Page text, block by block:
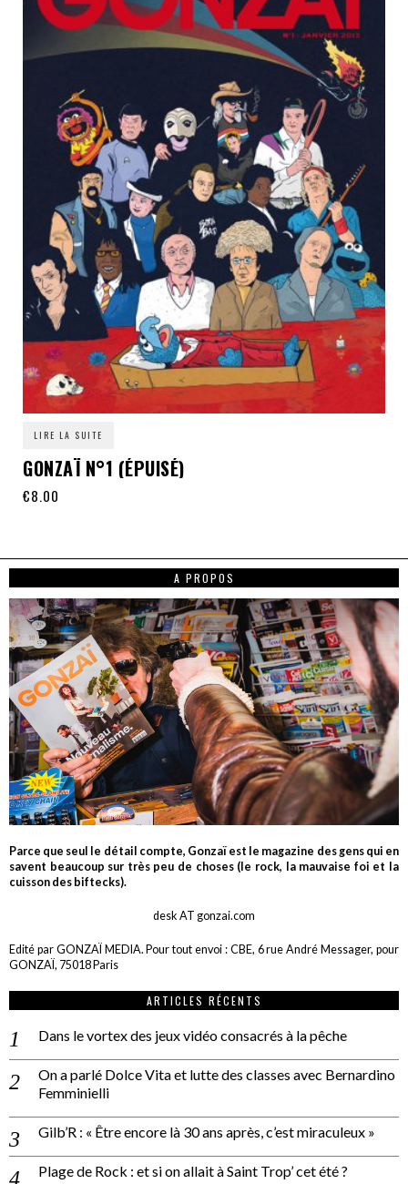
LIRE LA SUITE
GONZAÏ N°1 (ÉPUISÉ)
€8.00
A PROPOS
Parce que seul le détail compte, Gonzaï est le magazine des gens qui en
savent beaucoup sur très peu de choses (le rock, la mauvaise foi et la
cuisson des biftecks).
desk AT gonzai.com
Edité par GONZAÏ MEDIA. Pour tout envoi : CBE, 6 rue André Messager, pour
GONZAÏ, 75018 Paris
ARTICLES RÉCENTS
Dans le vortex des jeux vidéo consacrés à la pêche
On a parlé Dolce Vita et lutte des classes avec Bernardino
Femminielli
Gilb’R : « Être encore là 30 ans après, c’est miraculeux »
Plage de Rock : et si on allait à Saint Trop’ cet été ?